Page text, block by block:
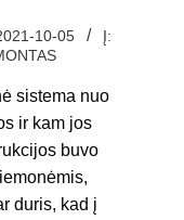
10-05
Į:
sistema nuo
ir kam jos
buvo
duris, kad į